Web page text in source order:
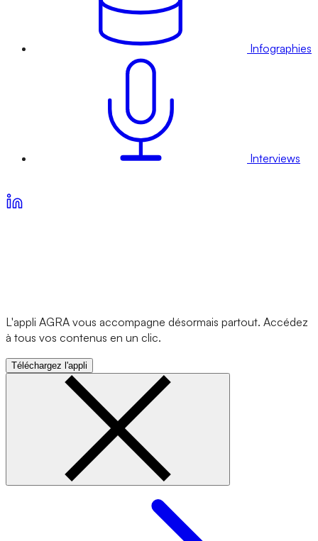
Infographies
Interviews
L'appli AGRA vous accompagne désormais partout. Accédez
à tous vos contenus en un clic.
Téléchargez l'appli